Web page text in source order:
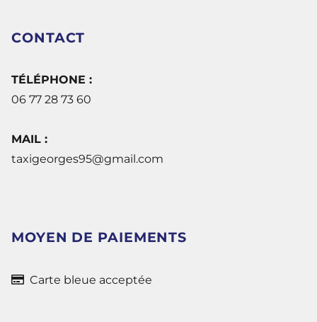
CONTACT
TÉLÉPHONE :
06 77 28 73 60
MAIL :
taxigeorges95@gmail.com
MOYEN DE PAIEMENTS
Carte bleue acceptée